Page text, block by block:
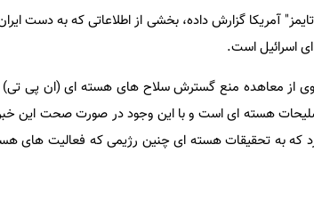
آمریکا گزارش داده، بخشی از اطلاعاتی که به دست
اسرائیل است.
از معاهده منع گسترش سلاح های هسته ای (ان پی تی)
هسته ای است و با این وجود در صورت صحت این
که به تحقیقات هسته ای چنین رژیمی که فعالیت های